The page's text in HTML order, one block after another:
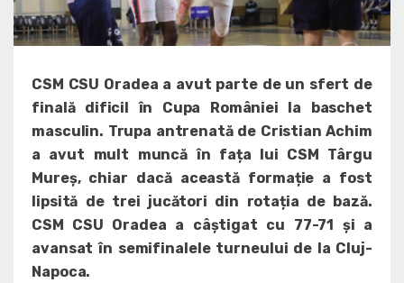
CSM CSU Oradea a avut parte de un sfert de
finală dificil în Cupa României la baschet
masculin. Trupa antrenată de Cristian Achim
a avut mult muncă în fața lui CSM Târgu
Mureș, chiar dacă această formație a fost
lipsită de trei jucători din rotația de bază.
CSM CSU Oradea a câștigat cu 77-71 și a
avansat în semifinalele turneului de la Cluj-
Napoca.